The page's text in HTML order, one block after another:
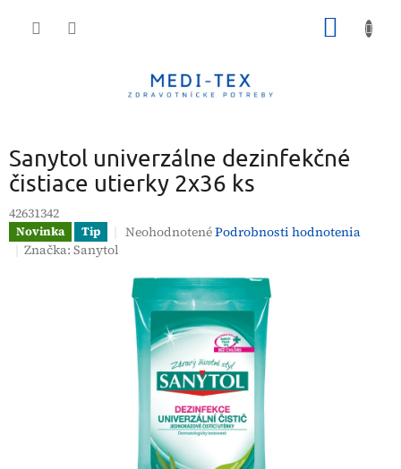
Sanytol univerzálne dezinfekčné
čistiace utierky 2x36 ks
42631342
Novinka Tip
Priemerné
je
0,0
hviezdičiek.
NeohodnotenéPodrobnosti hodnotenia
Značka:Sanytol